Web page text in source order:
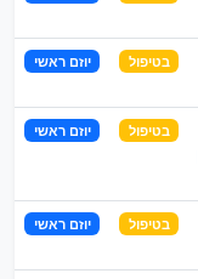
בטיפול יוזם ראשי
בטיפול יוזם ראשי
בטיפול יוזם ראשי